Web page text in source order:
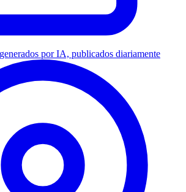
por IA, publicados diariamente